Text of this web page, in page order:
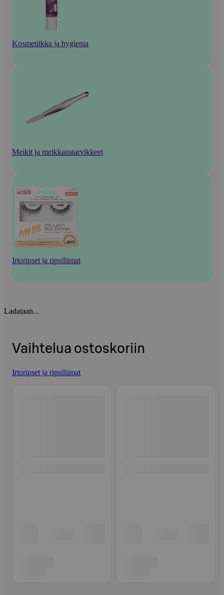
Kosmetiikka ja hygienia
Meikit ja meikkaustarvikkeet
Irtoripset ja ripsiliimat
Ladataan...
Vaihtelua ostoskoriin
Irtoripset ja ripsiliimat